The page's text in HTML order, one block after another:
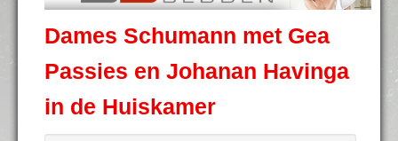
Dames Schumann met Gea
Passies en Johanan Havinga
in de Huiskamer